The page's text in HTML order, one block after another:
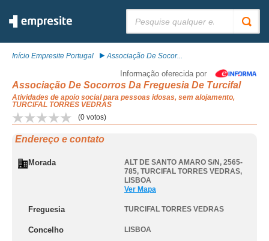
Início Empresite Portugal Associação De Socor...
Informação oferecida por
Associação De Socorros Da Freguesia De Turcifal
Atividades de apoio social para pessoas idosas, sem alojamento,
TURCIFAL TORRES VEDRAS
(0 votos)
Endereço e contato
Morada
ALT DE SANTO AMARO S/N, 2565-
785, TURCIFAL TORRES VEDRAS,
LISBOA
Ver Mapa
Freguesia TURCIFAL TORRES VEDRAS
Concelho LISBOA